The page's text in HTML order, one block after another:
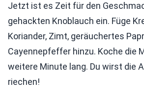
Jetzt ist es Zeit für den
gehackten Knoblauch ein. Füge
Koriander, Zimt, geräuchertes
Cayennepfeffer hinzu. Koche die
weitere Minute lang. Du wirst die
riechen!